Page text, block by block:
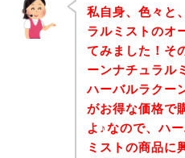
私自身、色々と
ラルミストのオ
てみました！そ
ーンナチュラル
ハーバルラクー
がお得な価格で
よ♪なので、ハ
ミストの商品に